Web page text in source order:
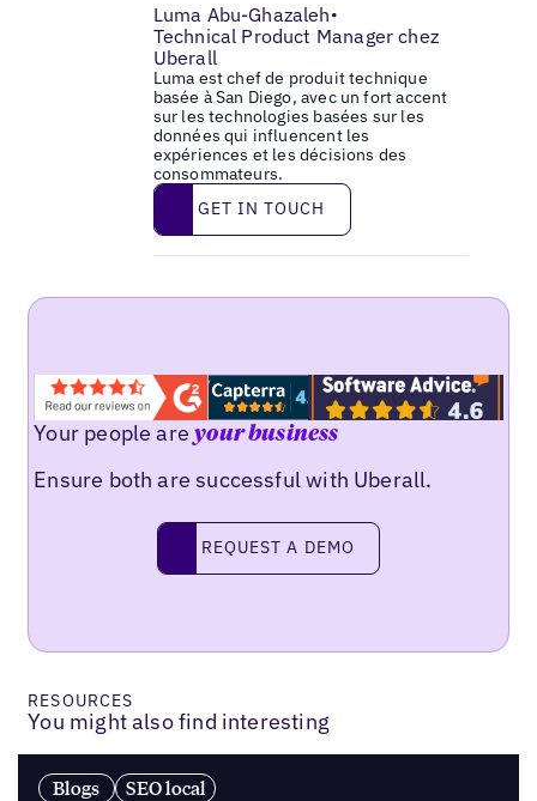
Luma Abu-Ghazaleh•
Technical Product Manager chez
Uberall
Luma est chef de produit technique
basée à San Diego, avec un fort accent
sur les technologies basées sur les
données qui influencent les
expériences et les décisions des
consommateurs.
Get in touch
GET IN TOUCH
Your people areyour business
Ensure both are successful with Uberall.
Request a demo
REQUEST A DEMO
RESOURCES
You might also find interesting
Blogs SEO local